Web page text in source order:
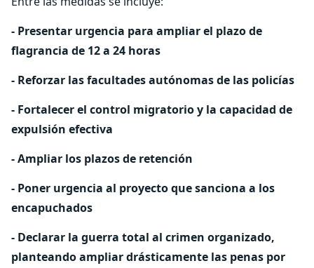
- Presentar urgencia para ampliar el plazo de
flagrancia de 12 a 24 horas
- Reforzar las facultades autónomas de las policías
- Fortalecer el control migratorio y la capacidad de
expulsión efectiva
- Ampliar los plazos de retención
- Poner urgencia al proyecto que sanciona a los
encapuchados
- Declarar la guerra total al crimen organizado,
planteando ampliar drásticamente las penas por